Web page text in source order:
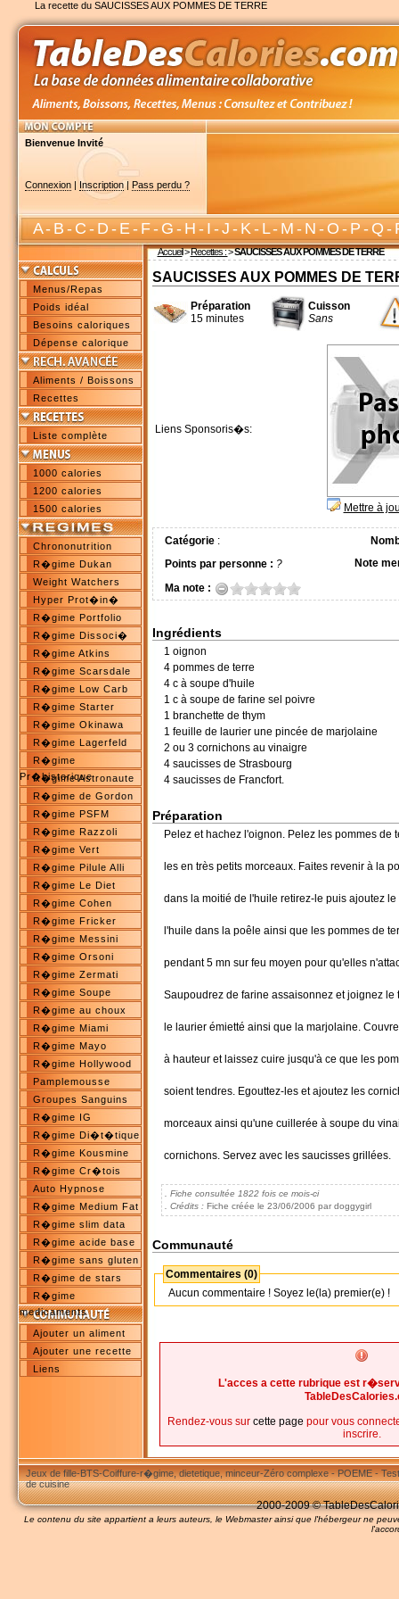
La recette du SAUCISSES AUX POMMES DE TERRE
Bienvenue Invité
Connexion| Inscription| Pass perdu ?
A-B-C-D-E-F-G-H-I-J-K-L-M-N-O-P-Q-
Accueil>Recettes :>SAUCISSES AUX POMMES DE TERRE
Menus/Repas
Poids idéal
Besoins caloriques
Dépense calorique
Aliments / Boissons
Recettes
Liste complète
1000 calories
1200 calories
1500 calories
Chrononutrition
R�gime Dukan
Weight Watchers
Hyper Prot�in�
R�gime Portfolio
R�gime Dissoci�
R�gime Atkins
R�gime Scarsdale
R�gime Low Carb
R�gime Starter
R�gime Okinawa
R�gime Lagerfeld
R�gime
Pr�historique
R�gime Astronaute
R�gime de Gordon
R�gime PSFM
R�gime Razzoli
R�gime Vert
R�gime Pilule Alli
R�gime Le Diet
R�gime Cohen
R�gime Fricker
R�gime Messini
R�gime Orsoni
R�gime Zermati
R�gime Soupe
R�gime au choux
R�gime Miami
R�gime Mayo
R�gime Hollywood
Pamplemousse
Groupes Sanguins
R�gime IG
R�gime Di�t�tique
R�gime Kousmine
R�gime Cr�tois
Auto Hypnose
R�gime Medium Fat
R�gime slim data
R�gime acide base
R�gime sans gluten
R�gime de stars
R�gime
medicaments
Ajouter un aliment
Ajouter une recette
Liens
SAUCISSES AUX POMMES DE
Préparation
15 minutes
Cuisson
Sans
Liens Sponsoris�s:
Mettre à
Catégorie:
Points par personne : ?
Note
Ma note :
Ingrédients
1 oignon
4 pommes de terre
4 c à soupe d'huile
1 c à soupe de farine sel poivre
1 branchette de thym
1 feuille de laurier une pincée de marjolaine
2 ou 3 cornichons au vinaigre
4 saucisses de Strasbourg
4 saucisses de Francfort.
Préparation
Pelez et hachez l'oignon. Pelez les pommes de
les en très petits morceaux. Faites revenir à la
dans la moitié de l'huile retirez-le puis ajoutez le
l'huile dans la poêle ainsi que les pommes de
pendant 5 mn sur feu moyen pour qu'elles
Saupoudrez de farine assaisonnez et joignez le
le laurier émietté ainsi que la marjolaine.
à hauteur et laissez cuire jusqu'à ce que les
soient tendres. Egouttez-les et ajoutez les
morceaux ainsi qu'une cuillerée à soupe du
cornichons. Servez avec les saucisses grillées.
. Fiche consultée 1822 fois ce mois-ci
. Crédits :Fiche créée le 23/06/2006 par doggygirl
Communauté
Commentaires (0)
Aucun commentaire ! Soyez le(la) premier(e) !
L'acces a cette rubrique est
Rendez-vous sur cette page pour vous
inscrire.
Jeux de fille-BTS-Coiffure-r�gime, dietetique, minceur-Zéro complexe-POEME-
de cuisine
2000-2009 ©
Le contenu du site appartient a leurs auteurs, le Webmaster ainsi que l'hébergeur ne